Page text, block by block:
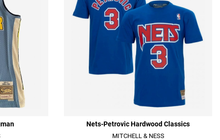
Nets-Petrovic Hardwood Classics
MITCHELL & NESS